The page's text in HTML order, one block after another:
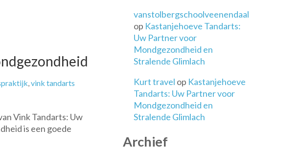
,vink tandarts
Vink Tandarts: Uw
is een goede
vanstolbergschoolveenendaal
op Kastanjehoeve Tandarts:
Uw Partner voor
Mondgezondheid en
Stralende Glimlach
Kurt travel op Kastanjehoeve
Tandarts: Uw Partner voor
Mondgezondheid en
Stralende Glimlach
Archief